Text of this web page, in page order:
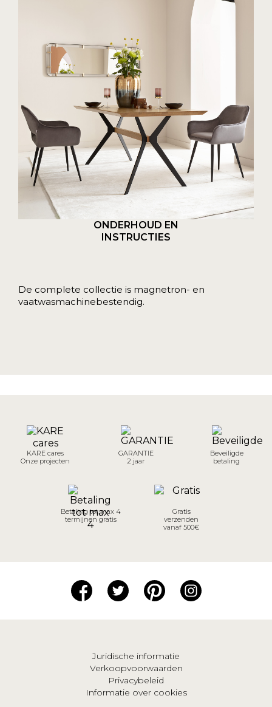
ONDERHOUD EN
INSTRUCTIES
De complete collectie is magnetron- en
vaatwasmachinebestendig.
KARE cares
Onze projecten
GARANTIE
2 jaar
Beveiligde
betaling
Betaling tot max 4
termijnen gratis
Gratis
verzenden
vanaf 500€
Juridische informatie
Verkoopvoorwaarden
Privacybeleid
Informatie over cookies